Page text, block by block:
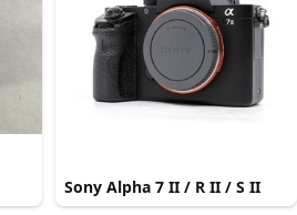
Sony Alpha 7 II / R II / S II